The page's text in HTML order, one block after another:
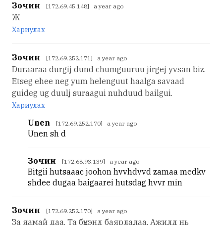
Зочин [172.69.45.148] a year ago
Ж
Хариулах
Зочин [172.69.252.171] a year ago
Duraaraa durgij dund chumguuruu jirgej yvsan biz.
Etseg ehee neg yum helenguut haalga savaad
guideg ug duulj suraagui nuhduud bailgui.
Хариулах
Unen [172.69.252.170] a year ago
Unen sh d
Зочин [172.68.93.139] a year ago
Bitgii hutsaaac joohon hvvhdvvd zamaa medkv
shdee dugaa baigaarei hutsdag hvvr min
Зочин [172.69.252.170] a year ago
За яамай даа. Та бүхэнд баярлалаа. Ажилд нь